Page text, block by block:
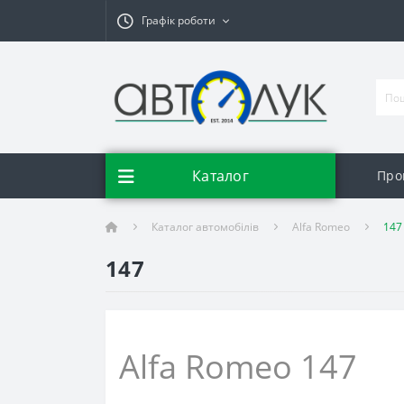
Графік роботи
Каталог
Каталог автомобілів Alfa Romeo 147
147
Alfa Romeo 147